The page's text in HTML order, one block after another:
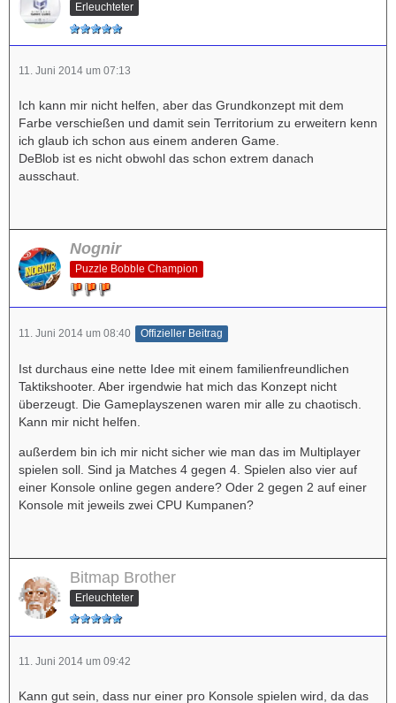
Erleuchteter
11. Juni 2014 um 07:13
Ich kann mir nicht helfen, aber das Grundkonzept mit dem
Farbe verschießen und damit sein Territorium zu erweitern kenn
ich glaub ich schon aus einem anderen Game.
DeBlob ist es nicht obwohl das schon extrem danach
ausschaut.
Nognir
Puzzle Bobble Champion
11. Juni 2014 um 08:40 Offizieller Beitrag
Ist durchaus eine nette Idee mit einem familienfreundlichen
Taktikshooter. Aber irgendwie hat mich das Konzept nicht
überzeugt. Die Gameplayszenen waren mir alle zu chaotisch.
Kann mir nicht helfen.
außerdem bin ich mir nicht sicher wie man das im Multiplayer
spielen soll. Sind ja Matches 4 gegen 4. Spielen also vier auf
einer Konsole online gegen andere? Oder 2 gegen 2 auf einer
Konsole mit jeweils zwei CPU Kumpanen?
Bitmap Brother
Erleuchteter
11. Juni 2014 um 09:42
Kann gut sein, dass nur einer pro Konsole spielen wird, da das